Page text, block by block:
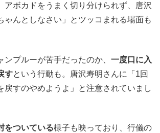
アボカドをうまく切り分けられず、唐沢
ゃんとしなさい」とツッコまれる場面も
ンプルーが苦手だったのか、 一度口に入
すという行動も。唐沢寿明さんに「1回
戻すのやめようよ」と注意されていまし
をついている様子も映っており、行儀の